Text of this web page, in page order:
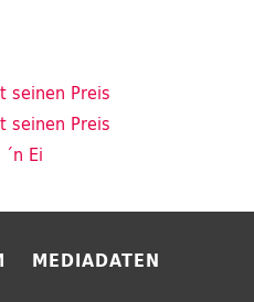
seinen Preis
seinen Preis
Ei
MEDIADATEN